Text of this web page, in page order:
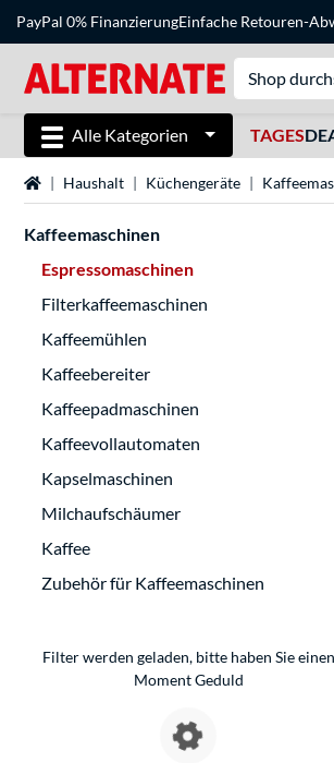
PayPal 0% FinanzierungEinfache Retouren-
Alle Kategorien TAGES
StartseiteHaushalt Küchengeräte
Kaffeemaschinen
Espressomaschinen
Filterkaffeemaschinen
Kaffeemühlen
Kaffeebereiter
Kaffeepadmaschinen
Kaffeevollautomaten
Kapselmaschinen
Milchaufschäumer
Kaffee
Zubehör für Kaffeemaschinen
Filter werden geladen, bitte haben Sie einen
Moment Geduld